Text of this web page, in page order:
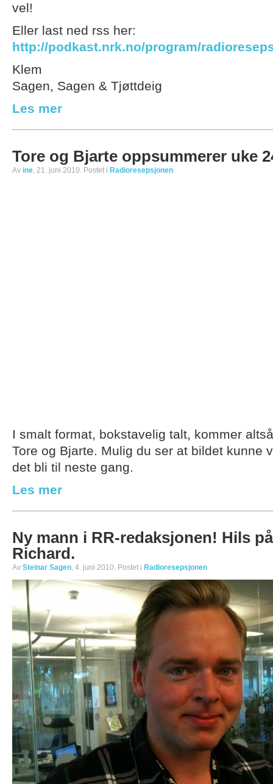
vel!
Eller last ned rss her:
http://podkast.nrk.no/program/
Klem
Sagen, Sagen & Tjøttdeig
Les mer
Tore og Bjarte oppsummerer uke
Av ine, 21. juni 2010. Postet i Radioresepsjonen
I smalt format, bokstavelig talt, kommer
Tore og Bjarte. Mulig du ser at bildet kunne
det bli til neste gang.
Les mer
Ny mann i RR-redaksjonen! Hils
Richard.
Av Steinar Sagen, 4. juni 2010. Postet i Radioresepsjonen